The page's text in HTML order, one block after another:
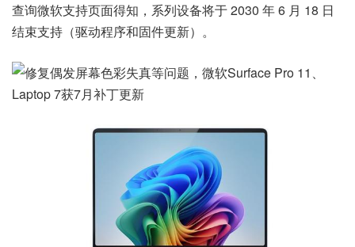
查询微软支持页面得知，系列设备将于 2030 年 6 月 18 日
结束支持（驱动程序和固件更新）。